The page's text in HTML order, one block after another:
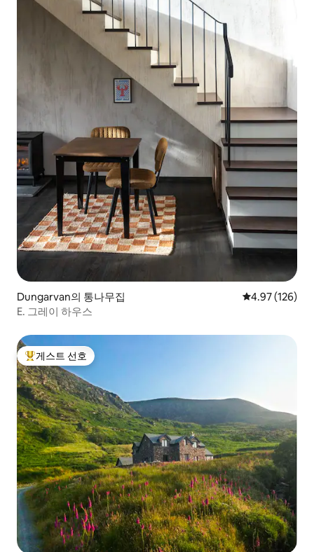
Dungarvan의 통나무집 평점 4.97점(5
4.97 (126)
E. 그레이 하우스
상위 게스트 선호
게스트 선호